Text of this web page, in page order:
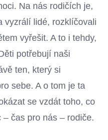
Na nás rodičích je,
vyzrálí lidé, rozklíčovali
vyřešit. A to i tehdy,
potřebují naši
ten, který si
sebe. A o tom je ta
se vzdát toho, co
čas pro nás – rodiče.